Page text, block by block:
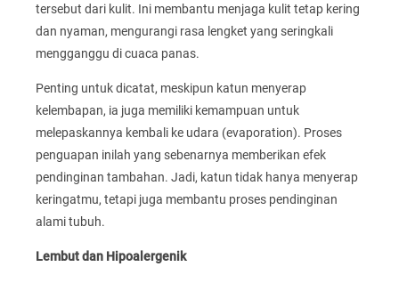
tersebut dari kulit. Ini membantu menjaga kulit tetap kering
dan nyaman, mengurangi rasa lengket yang seringkali
mengganggu di cuaca panas.
Penting untuk dicatat, meskipun katun menyerap
kelembapan, ia juga memiliki kemampuan untuk
melepaskannya kembali ke udara (evaporation). Proses
penguapan inilah yang sebenarnya memberikan efek
pendinginan tambahan. Jadi, katun tidak hanya menyerap
keringatmu, tetapi juga membantu proses pendinginan
alami tubuh.
Lembut dan Hipoalergenik